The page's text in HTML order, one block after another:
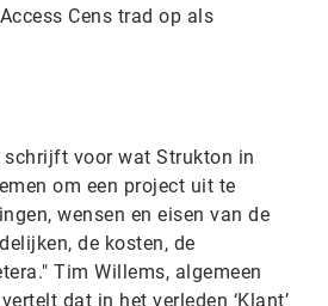
Cens trad op als
schrijft voor wat Strukton in
om een project uit te
wensen en eisen van de
de kosten, de
Tim Willems, algemeen
dat in het verleden ‘Klant’